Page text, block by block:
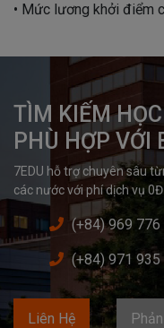
• Mức lương khởi điểm
TÌM KIẾM
PHÙ HỢP VỚI
7EDU hỗ trợ chuyên sâu
các nước với phí dịch vụ
(+84) 969 776
(+84) 971 935
Liên Hệ